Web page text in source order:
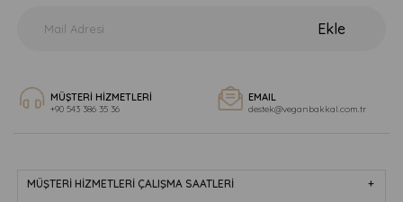
Ekle
MÜŞTERİ HİZMETLERİ
+90 543 386 35 36
EMAIL
destek@veganbakkal.com.tr
MÜŞTERİ HİZMETLERİ ÇALIŞMA SAATLERİ